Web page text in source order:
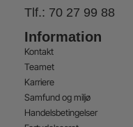
Tlf.: 70 27 99 88
Information
Kontakt
Teamet
Karriere
Samfund og miljø
Handelsbetingelser